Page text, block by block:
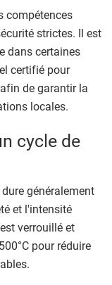
compétences
strictes. Il est
dans certaines
certifié pour
de garantir la
locales.
cycle de
généralement
et l'intensité
verrouillé et
pour réduire